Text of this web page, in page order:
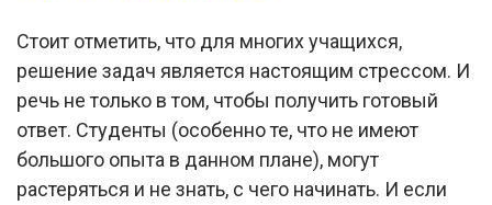
Стоит отметить, что для многих учащихся,
решение задач является настоящим стрессом. И
речь не только в том, чтобы получить готовый
ответ. Студенты (особенно те, что не имеют
большого опыта в данном плане), могут
растеряться и не знать, с чего начинать. И если